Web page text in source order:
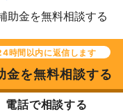
時間以内に返信します
金を無料相談する
電話で相談する